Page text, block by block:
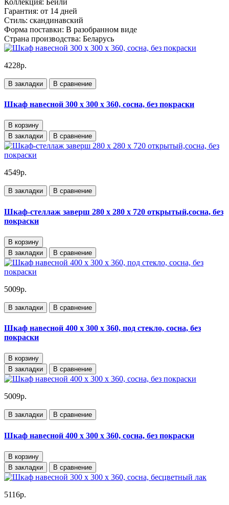
Гарантия: от 14 дней
Стиль: скандинавский
Форма поставки: В разобранном виде
Страна производства: Беларусь
4228р.
В закладки В сравнение
Шкаф навесной 300 х 300 х 360, сосна, без покраски
В корзину
В закладки
В сравнение
4549р.
В закладки В сравнение
Шкаф-стеллаж заверш 280 х 280 х 720 открытый,сосна, без
покраски
В корзину
В закладки
В сравнение
5009р.
В закладки В сравнение
Шкаф навесной 400 х 300 х 360, под стекло, сосна, без
покраски
В корзину
В закладки
В сравнение
5009р.
В закладки В сравнение
Шкаф навесной 400 х 300 х 360, сосна, без покраски
В корзину
В закладки
В сравнение
5116р.